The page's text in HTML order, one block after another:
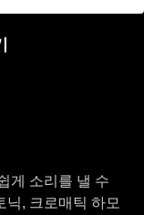
게 소리를 낼 수
닉, 크로매틱 하모